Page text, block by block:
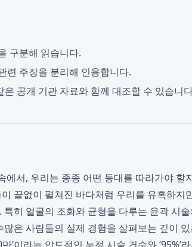
구분해 읽습니다.
련 주장을 분리해 인용합니다.
은 공개 기관 자료와 함께 대조할 수 있습니
서, 우리는 종종 어떤 등대를 따라가야 할
끝없이 펼쳐진 바다처럼 우리를 유혹하지
히 얼굴의 조화와 균형을 다루는 윤곽 시
은 사람들의 실제 경험을 살펴보는 깊이